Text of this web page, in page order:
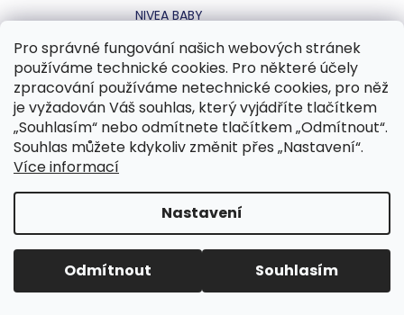
Pro správné fungování našich webových stránek
používáme technické cookies. Pro některé účely
zpracování používáme netechnické cookies, pro něž
je vyžadován Váš souhlas, který vyjádříte tlačítkem
„Souhlasím“ nebo odmítnete tlačítkem „Odmítnout“.
Souhlas můžete kdykoliv změnit přes „Nastavení“.
Více informací
Nastavení
Odmítnout Souhlasím
NIVEA BABY
NIVEA MEN
NIVEA SUN
NO STRESS
NOHEL GARDEN
NORDICS
NUK
O.B.
OASIS